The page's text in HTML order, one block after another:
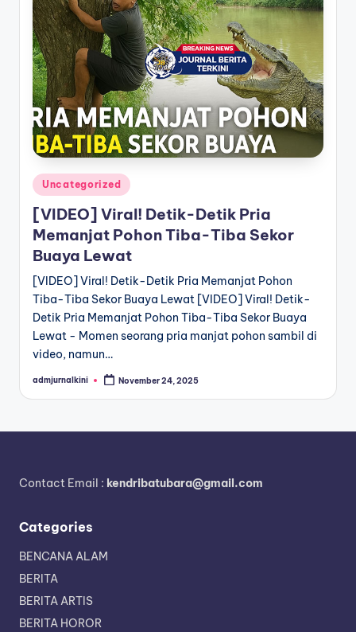
ri
t
a
T
e
r
k
n
Posted
in
Uncategorized
[VIDEO] Viral! Detik-Detik Pria
Memanjat Pohon Tiba-Tiba Sekor
Buaya Lewat
[VIDEO] Viral! Detik-Detik Pria Memanjat Pohon
Tiba-Tiba Sekor Buaya Lewat [VIDEO] Viral! Detik-
Detik Pria Memanjat Pohon Tiba-Tiba Sekor Buaya
Lewat - Momen seorang pria manjat pohon sambil di
video, namun…
Posted
admjurnalkini November 24, 2025
Contact Email : kendribatubara@gmail.com
Categories
BENCANA ALAM
BERITA
BERITA ARTIS
BERITA HOROR